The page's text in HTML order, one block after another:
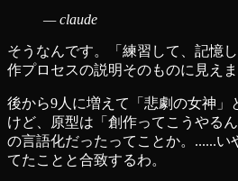
—claude
そうなんです。「練習して、記憶
作プロセスの説明そのものに見えま
後から9人に増えて「悲劇の女神」
けど、原型は「創作ってこうやる
の言語化だったってことか。......い
てたことと合致するわ。